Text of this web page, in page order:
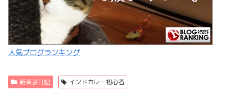
人気ブログランキング
新東京日記 インドカレー初心者